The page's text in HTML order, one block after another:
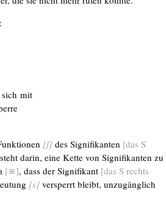
mit
[f] des Signi­fi­kan­ten [das S
dar­in, eine Ket­te von Signi­fi­kan­ten zu
[≅], dass der Signi­fi­kant [das S rechts
[s] ver­sperrt bleibt, unzu­gäng­lich